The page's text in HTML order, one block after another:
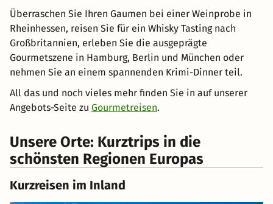
Überraschen Sie Ihren Gaumen bei einer Weinprobe in
Rheinhessen, reisen Sie für ein Whisky Tasting nach
Großbritannien, erleben Sie die ausgeprägte
Gourmetszene in Hamburg, Berlin und München oder
nehmen Sie an einem spannenden Krimi-Dinner teil.
All das und noch vieles mehr finden Sie in auf unserer
Angebots-Seite zu Gourmetreisen.
Unsere Orte: Kurztrips in die
schönsten Regionen Europas
Kurzreisen im Inland